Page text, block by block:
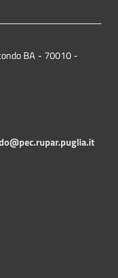
BA - 70010 -